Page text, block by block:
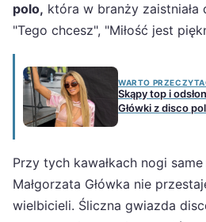
polo, która w branży
"Tego chcesz", "Miłość jest
WARTO
Skąpy top i
Główki z disco
Przy tych kawałkach nogi
Małgorzata Główka nie
wielbicieli. Śliczna gwiazda